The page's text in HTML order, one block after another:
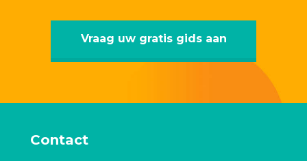
Vraag uw gratis gids aan
Contact